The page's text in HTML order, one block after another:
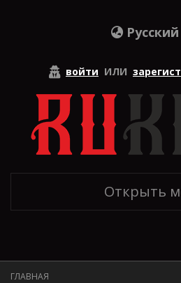
Русский
войти ИЛИ
Открыть
ГЛАВНАЯ